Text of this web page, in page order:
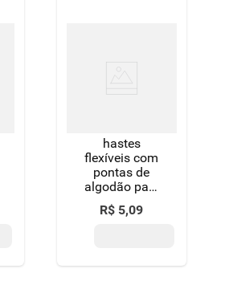
hastes
flexíveis com
pontas de
algodão paw
patrol topz
baby caixa 75
R$ 5,09